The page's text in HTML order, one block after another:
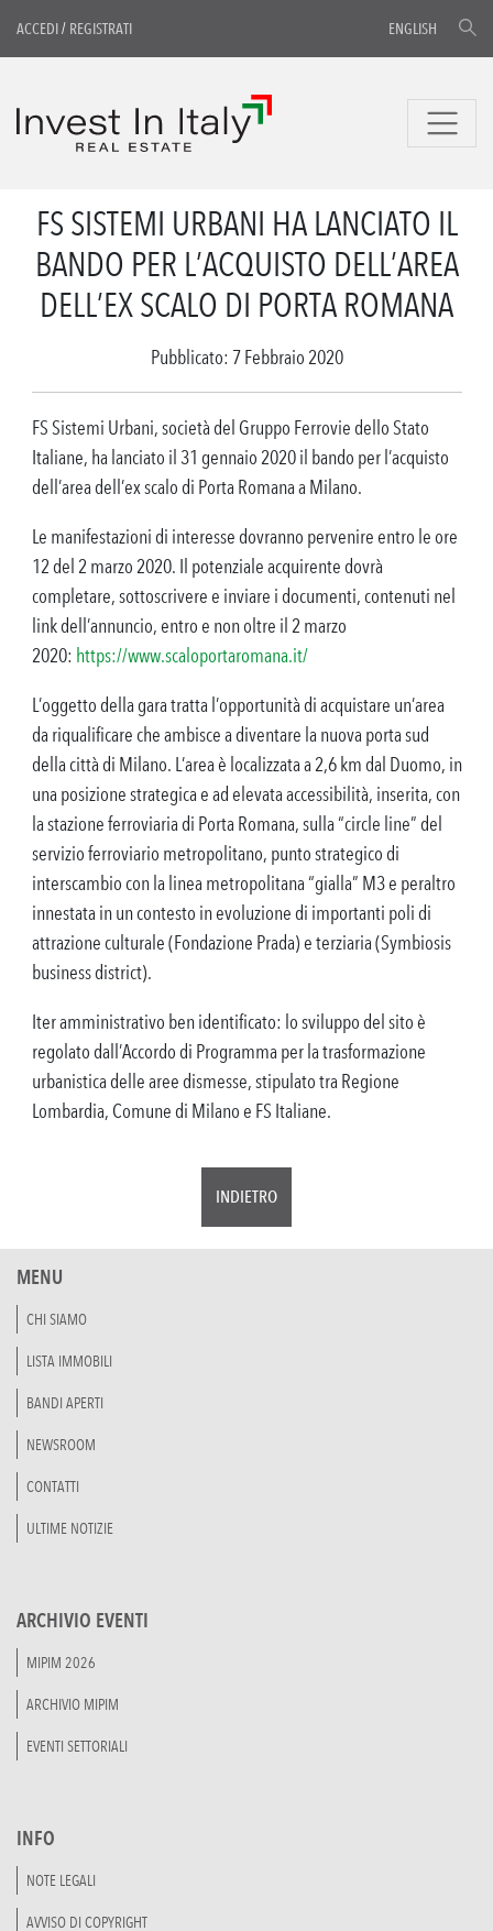
ACCEDI/ REGISTRATI ENGLISH
FS SISTEMI URBANI HA LANCIATO IL
BANDO PER L’ACQUISTO DELL’AREA
DELL’EX SCALO DI PORTA ROMANA
Pubblicato: 7 Febbraio 2020
FS Sistemi Urbani, società del Gruppo Ferrovie dello Stato
Italiane, ha lanciato il 31 gennaio 2020 il bando per l’acquisto
dell’area dell’ex scalo di Porta Romana a Milano.
Le manifestazioni di interesse dovranno pervenire entro le ore
12 del 2 marzo 2020. Il potenziale acquirente dovrà
completare, sottoscrivere e inviare i documenti, contenuti nel
link dell’annuncio, entro e non oltre il 2 marzo
2020: https://www.scaloportaromana.it/
L’oggetto della gara tratta l’opportunità di acquistare un’area
da riqualificare che ambisce a diventare la nuova porta sud
della città di Milano. L’area è localizzata a 2,6 km dal Duomo, in
una posizione strategica e ad elevata accessibilità, inserita, con
la stazione ferroviaria di Porta Romana, sulla “circle line” del
servizio ferroviario metropolitano, punto strategico di
interscambio con la linea metropolitana “gialla” M3 e peraltro
innestata in un contesto in evoluzione di importanti poli di
attrazione culturale (Fondazione Prada) e terziaria (Symbiosis
business district).
Iter amministrativo ben identificato: lo sviluppo del sito è
regolato dall’Accordo di Programma per la trasformazione
urbanistica delle aree dismesse, stipulato tra Regione
Lombardia, Comune di Milano e FS Italiane.
INDIETRO
MENU
CHI SIAMO
LISTA IMMOBILI
BANDI APERTI
NEWSROOM
CONTATTI
ULTIME NOTIZIE
ARCHIVIO EVENTI
MIPIM 2026
ARCHIVIO MIPIM
EVENTI SETTORIALI
INFO
NOTE LEGALI
AVVISO DI COPYRIGHT